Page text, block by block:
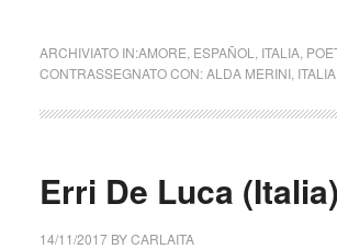
ARCHIVIATO IN:AMORE ESPAÑOL ITALIA,
CONTRASSEGNATO CON:ALDA MERINI, ITALIA
Erri De Luca (Italia)
14/11/2017BYCARLAITA